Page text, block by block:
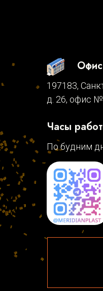
197183,
д. 26, офис №
Часы
По будним